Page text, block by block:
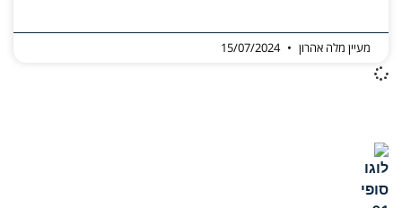
מעיין מלה אהרון 15/07/2024